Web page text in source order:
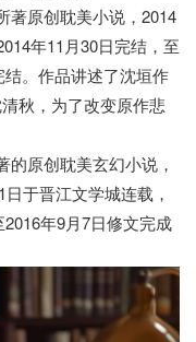
著原创耽美小说，2014
年11月30日完结，至
。作品讲述了沈垣作
秋，为了改变原作悲
原创耽美玄幻小说，
于晋江文学城连载，
年9月7日修文完成